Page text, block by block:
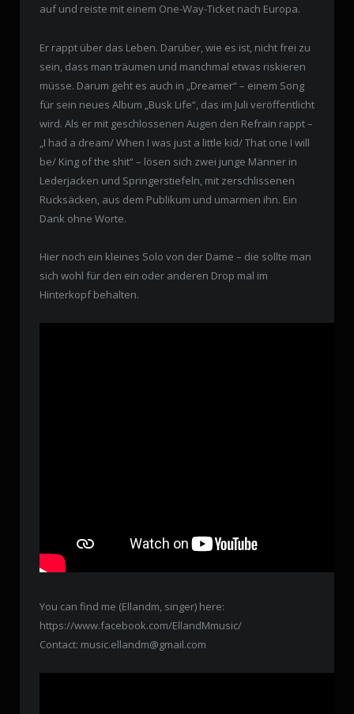
auf und reiste mit einem One-Way-Ticket nach Europa.
Er rappt über das Leben. Darüber, wie es ist, nicht frei zu
sein, dass man träumen und manchmal etwas riskieren
müsse. Darum geht es auch in „Dreamer“ – einem Song
für sein neues Album „Busk Life“, das im Juli veröffentlicht
wird. Als er mit geschlossenen Augen den Refrain rappt –
„I had a dream/ When I was just a little kid/ That one I will
be/ King of the shit“ – lösen sich zwei junge Männer in
Lederjacken und Springerstiefeln, mit zerschlissenen
Rucksäcken, aus dem Publikum und umarmen ihn. Ein
Dank ohne Worte.
Hier noch ein kleines Solo von der Dame – die sollte man
sich wohl für den ein oder anderen Drop mal im
Hinterkopf behalten.
You can find me (Ellandm, singer) here:
https://www.facebook.com/EllandMmusic/
Contact: music.ellandm@gmail.com